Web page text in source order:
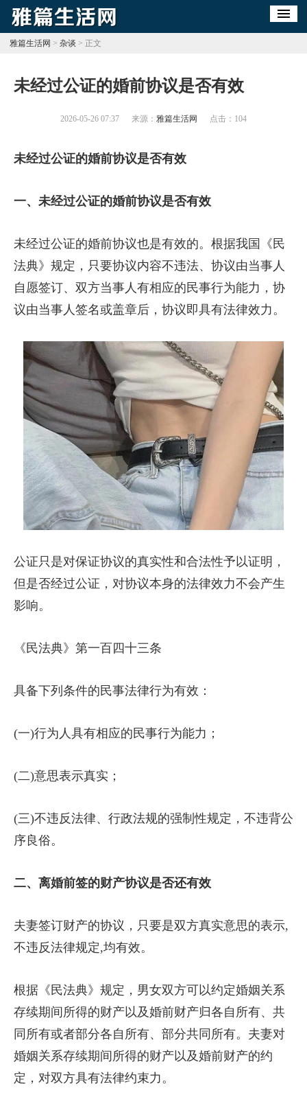
雅篇生活网 > 杂谈 > 正文
​未经过公证的婚前协议是否有效
2026-05-26 07:37 来源： 雅篇生活网 点击： 104
未经过公证的婚前协议是否有效
一、未经过公证的婚前协议是否有效
未经过公证的婚前协议也是有效的。根据我国《民
法典》规定，只要协议内容不违法、协议由当事人
自愿签订、双方当事人有相应的民事行为能力，协
议由当事人签名或盖章后，协议即具有法律效力。
公证只是对保证协议的真实性和合法性予以证明，
但是否经过公证，对协议本身的法律效力不会产生
影响。
《民法典》第一百四十三条
具备下列条件的民事法律行为有效：
(一)行为人具有相应的民事行为能力；
(二)意思表示真实；
(三)不违反法律、行政法规的强制性规定，不违背公
序良俗。
二、离婚前签的财产协议是否还有效
夫妻签订财产的协议，只要是双方真实意思的表示,
不违反法律规定,均有效。
根据《民法典》规定，男女双方可以约定婚姻关系
存续期间所得的财产以及婚前财产归各自所有、共
同所有或者部分各自所有、部分共同所有。夫妻对
婚姻关系存续期间所得的财产以及婚前财产的约
定，对双方具有法律约束力。